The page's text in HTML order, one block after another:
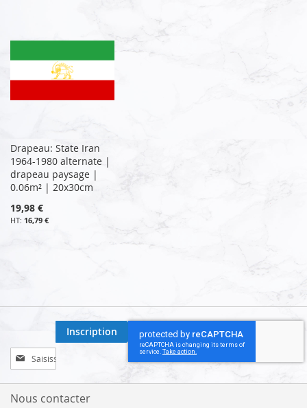
Drapeau: State Iran
1964-1980 alternate |
drapeau paysage |
0.06m² | 20x30cm
19,98 €
16,79 €
Inscription
à
notre
lettre
Inscription
Nous contacter